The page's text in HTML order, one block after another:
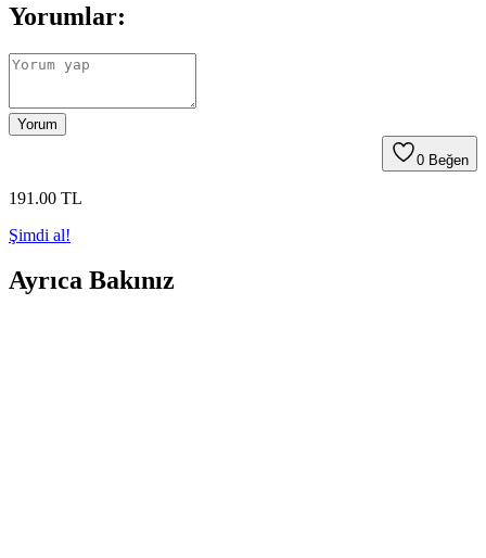
Yorumlar:
Yorum
0 Beğen
191 .00 TL
Şimdi al!
Ayrıca Bakınız